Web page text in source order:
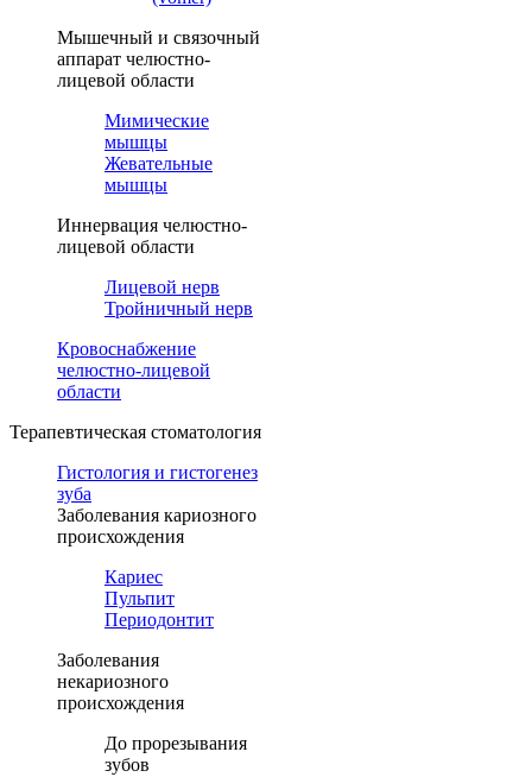
Мышечный и связочный
аппарат челюстно-
лицевой области
Мимические
мышцы
Жевательные
мышцы
Иннервация челюстно-
лицевой области
Лицевой нерв
Тройничный нерв
Кровоснабжение
челюстно-лицевой
области
Терапевтическая стоматология
Гистология и гистогенез
зуба
Заболевания кариозного
происхождения
Кариес
Пульпит
Периодонтит
Заболевания
некариозного
происхождения
До прорезывания
зубов